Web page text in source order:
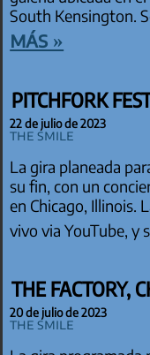
South Kensington.
más »
PITCHFORK
22 de julio de 2023
The Smile
La gira planeada
su fin, con un
en Chicago, Illinois.
vivo via YouTube, y
THE FACTORY,
20 de julio de 2023
The Smile